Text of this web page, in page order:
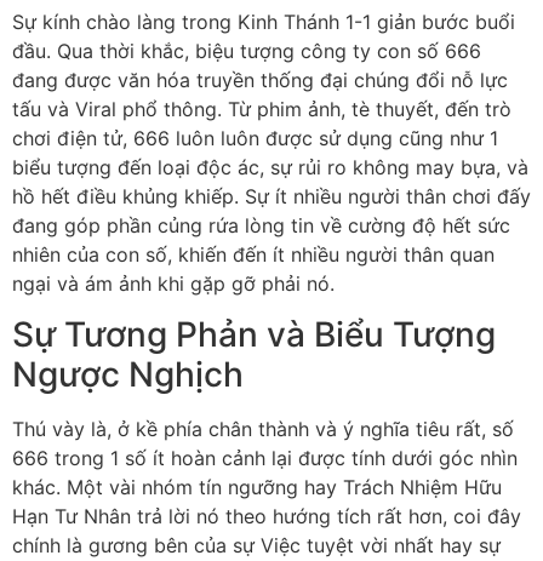
Sự kính chào làng trong Kinh Thánh 1-1 giản bước buổi
đầu. Qua thời khắc, biệu tượng công ty con số 666
đang được văn hóa truyền thống đại chúng đổi nỗ lực
tấu và Viral phổ thông. Từ phim ảnh, tè thuyết, đến trò
chơi điện tử, 666 luôn luôn được sử dụng cũng như 1
biểu tượng đến loại độc ác, sự rủi ro không may bựa, và
hồ hết điều khủng khiếp. Sự ít nhiều người thân chơi đấy
đang góp phần củng rứa lòng tin về cường độ hết sức
nhiên của con số, khiến đến ít nhiều người thân quan
ngại và ám ảnh khi gặp gỡ phải nó.
Sự Tương Phản và Biểu Tượng
Ngược Nghịch
Thú vày là, ở kề phía chân thành và ý nghĩa tiêu rất, số
666 trong 1 số ít hoàn cảnh lại được tính dưới góc nhìn
khác. Một vài nhóm tín ngưỡng hay Trách Nhiệm Hữu
Hạn Tư Nhân trả lời nó theo hướng tích rất hơn, coi đây
chính là gương bên của sự Việc tuyệt vời nhất hay sự